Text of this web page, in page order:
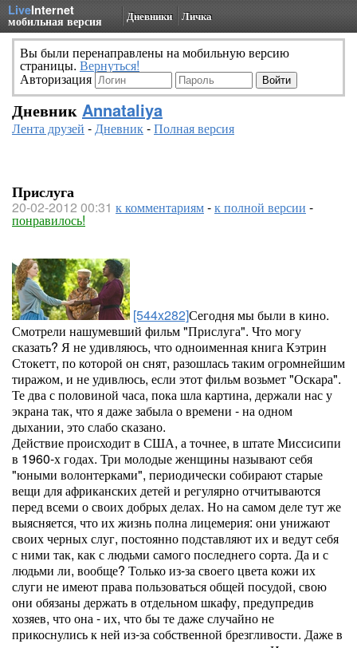
LiveInternet
мобильная версия Дневники Личка
Вы были перенаправлены на мобильную версию
страницы. Вернуться!
Авторизация
Дневник Annataliya
Лента друзей -Дневник-Полная версия
Прислуга
20-02-2012 00:31 к комментариям-к полной версии -
понравилось!
[544x282]Сегодня мы были в кино.
Смотрели нашумевший фильм "Прислуга". Что могу
сказать? Я не удивляюсь, что одноименная книга Кэтрин
Стокетт, по которой он снят, разошлась таким огромнейшим
тиражом, и не удивлюсь, если этот фильм возьмет "Оскара".
Те два с половиной часа, пока шла картина, держали нас у
экрана так, что я даже забыла о времени - на одном
дыхании, это слабо сказано.
Действие происходит в США, а точнее, в штате Миссисипи
в 1960-х годах. Три молодые женщины называют себя
"юными волонтерками", периодически собирают старые
вещи для африканских детей и регулярно отчитываются
перед всеми о своих добрых делах. Но на самом деле тут же
выясняется, что их жизнь полна лицемерия: они унижают
своих черных слуг, постоянно подставляют их и ведут себя
с ними так, как с людьми самого последнего сорта. Да и с
людьми ли, вообще? Только из-за своего цвета кожи их
слуги не имеют права пользоваться общей посудой, свою
они обязаны держать в отдельном шкафу, предупредив
хозяев, что она - их, что бы те даже случайно не
прикоснулись к ней из-за собственной брезгливости. Даже в